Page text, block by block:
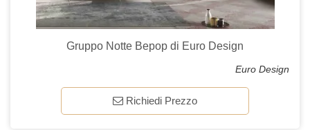
Gruppo Notte Bepop di Euro Design
Euro Design
Richiedi Prezzo